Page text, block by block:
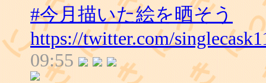
#今月描いた絵を晒そう
https://twitter.com/
09:55